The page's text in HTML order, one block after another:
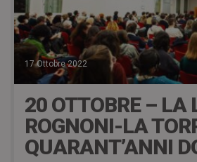
17 Ottobre 2022
20 OTTOBRE – LA
ROGNONI-LA
QUARANT’ANNI